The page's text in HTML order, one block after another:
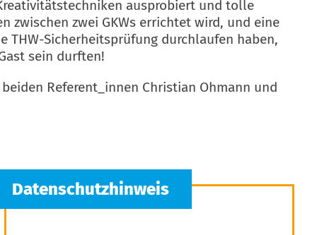
ausprobiert und tolle
zwei GKWs errichtet wird, und eine
THW-Sicherheitsprüfung durchlaufen haben,
sein durften!
Referent_innen Christian Ohmann und